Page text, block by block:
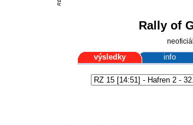
Rally of
výsledky info